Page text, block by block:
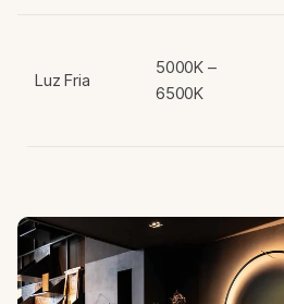
Luz Fria
5000K –
6500K